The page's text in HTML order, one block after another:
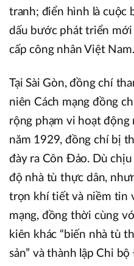
tranh; điển hình là cuộc
dấu bước phát triển
cấp công nhân Việt Nam.
Tại Sài Gòn, đồng chí
niên Cách mạng đồng
rộng phạm vi hoạt động
năm 1929, đồng chí bị
đày ra Côn Đảo. Dù
độ nhà tù thực dân,
trọn khí tiết và niềm tin
mạng, đồng thời cùng
kiên khác “biến nhà tù
sản” và thành lập Chi